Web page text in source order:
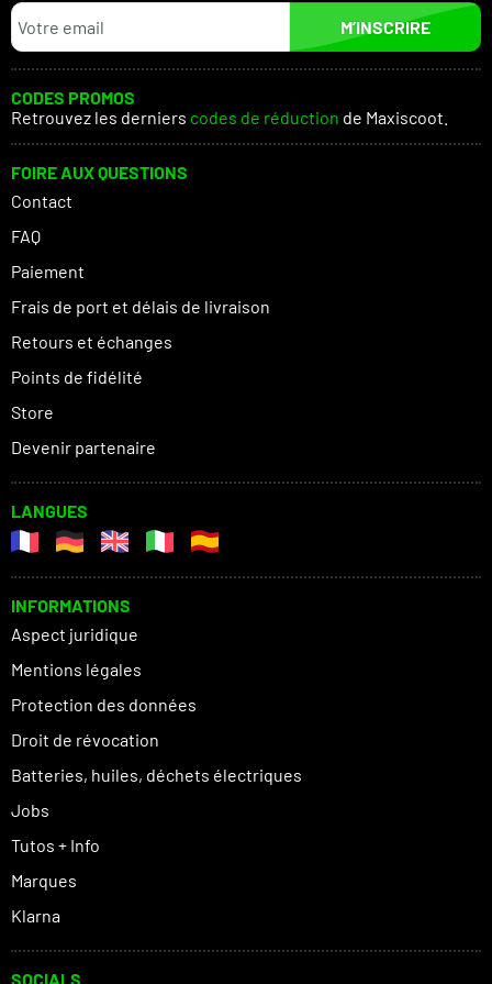
M’INSCRIRE
CODES PROMOS
Retrouvez les derniers codes de réduction de Maxiscoot.
FOIRE AUX QUESTIONS
Contact
FAQ
Paiement
Frais de port et délais de livraison
Retours et échanges
Points de fidélité
Store
Devenir partenaire
LANGUES
INFORMATIONS
Aspect juridique
Mentions légales
Protection des données
Droit de révocation
Batteries, huiles, déchets électriques
Jobs
Tutos + Info
Marques
Klarna
SOCIALS